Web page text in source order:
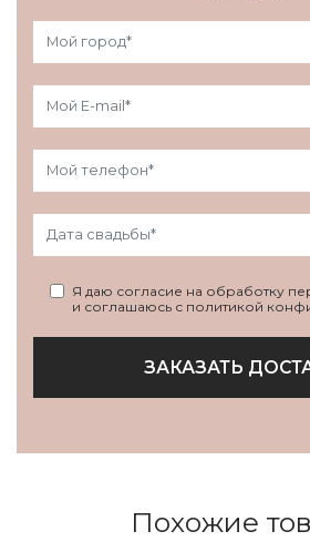
Я даю согласие на обработку
и соглашаюсь с политикой
ЗАКАЗАТЬ
Похожие